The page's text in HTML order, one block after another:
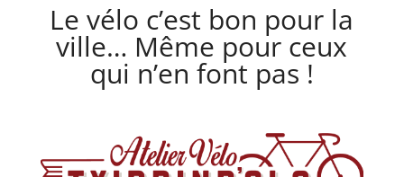
Le vélo c’est bon pour la
ville… Même pour ceux
qui n’en font pas !